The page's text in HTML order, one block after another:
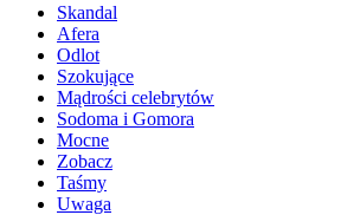
Skandal
Afera
Odlot
Szokujące
Mądrości celebrytów
Sodoma i Gomora
Mocne
Zobacz
Taśmy
Uwaga